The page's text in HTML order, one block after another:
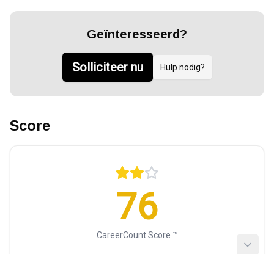
Geïnteresseerd?
Solliciteer nu Hulp nodig?
Score
76
CareerCount Score ™️